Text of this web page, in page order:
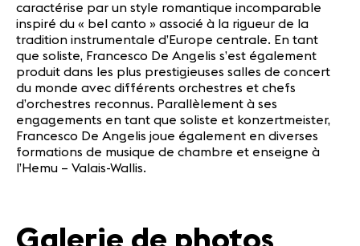
Revue de
presse
Emplois
A propos
Mentions
légales
Contact
caractérise par un style romantique incomparable
inspiré du « bel canto » associé à la rigueur de la
tradition instrumentale d’Europe centrale. En tant
que soliste, Francesco De Angelis s’est également
produit dans les plus prestigieuses salles de concert
du monde avec différents orchestres et chefs
d’orchestres reconnus. Parallèlement à ses
engagements en tant que soliste et konzertmeister,
Francesco De Angelis joue également en diverses
formations de musique de chambre et enseigne à
l’Hemu – Valais-Wallis.